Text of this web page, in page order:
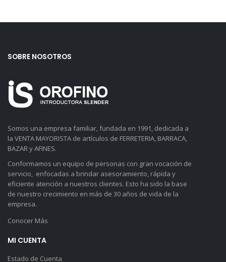
SOBRE NOSOTROS
Somos una empresa familiar, fundada en 1991, dedicada a
la VENTA MAYORISTA de artículos de FERRETERIA, BARRACA,
BAZAR y AFINES.
Conformamos un equipo de personas con gran vocación de
servicio, enfocadas a brindar asesoramiento, rápida y
eficiente atención a nuestros clientes. Esto ha sido la base
de nuestro crecimiento en más de 30 años de vida de la
empresa.
Conocer Más
MI CUENTA
Estado de Cuenta